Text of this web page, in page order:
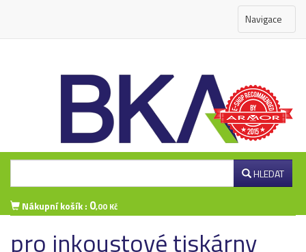
Navigace
HLEDAT
Nákupní košík : 0,00 Kč
Přihlášení zákazníka
pro inkoustové tiskárny